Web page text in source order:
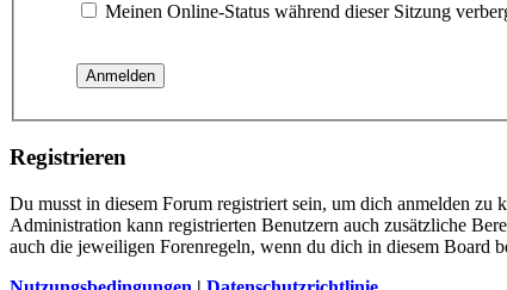
Meinen Online-Status während dieser Sitzung
Registrieren
Du musst in diesem Forum registriert sein, um dich anmelden
Administration kann registrierten Benutzern auch zusätzliche
auch die jeweiligen Forenregeln, wenn du dich in diesem Board